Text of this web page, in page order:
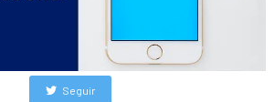
Seguir